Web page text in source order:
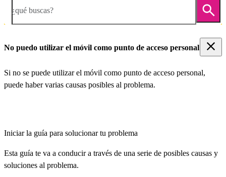
¿qué buscas?
No puedo utilizar el móvil como punto de acceso personal
Si no se puede utilizar el móvil como punto de acceso personal,
puede haber varias causas posibles al problema.
Iniciar la guía para solucionar tu problema
Esta guía te va a conducir a través de una serie de posibles causas y
soluciones al problema.